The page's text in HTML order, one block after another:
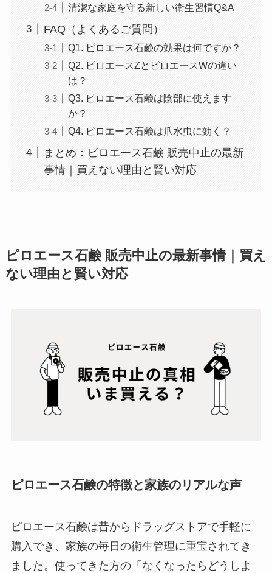
清潔な家庭を守る新しい衛生習慣Q&A
FAQ（よくあるご質問）
Q1. ピロエース石鹸の効果は何ですか？
Q2. ピロエースZとピロエースWの違い
は？
Q3. ピロエース石鹸は陰部に使えます
か？
Q4. ピロエース石鹸は爪水虫に効く？
まとめ：ピロエース石鹸 販売中止の最新
事情｜買えない理由と賢い対応
ピロエース石鹸 販売中止の最新事情｜買え
ない理由と賢い対応
ピロエース石鹸の特徴と家族のリアルな声
ピロエース石鹸は昔からドラッグストアで手軽に
購入でき、家族の毎日の衛生管理に重宝されてき
ました。使ってきた方の「なくなったらどうしよ